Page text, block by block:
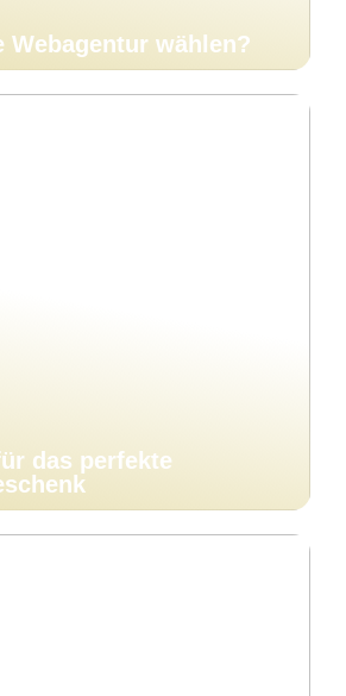
Webagentur wählen?
das perfekte